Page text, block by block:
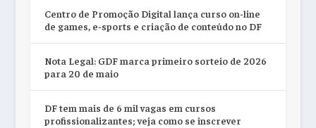
Centro de Promoção Digital lança curso on-line
de games, e-sports e criação de conteúdo no DF
Nota Legal: GDF marca primeiro sorteio de 2026
para 20 de maio
DF tem mais de 6 mil vagas em cursos
profissionalizantes; veja como se inscrever